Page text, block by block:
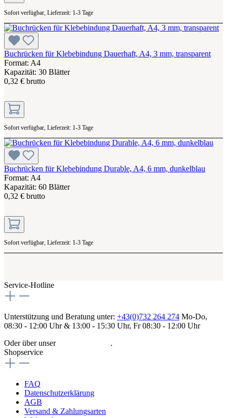
Sofort verfügbar, Lieferzeit: 1-3 Tage
Buchrücken für Klebebindung Dauerhaft, A4, 3 mm, transparent
Format: A4
Kapazität: 30 Blätter
0,32 € brutto
Sofort verfügbar, Lieferzeit: 1-3 Tage
Buchrücken für Klebebindung Durable, A4, 6 mm, dunkelblau
Format: A4
Kapazität: 60 Blätter
0,32 € brutto
Sofort verfügbar, Lieferzeit: 1-3 Tage
Service-Hotline
Unterstützung und Beratung unter: +43(0)732 264 274 Mo-Do,
08:30 - 12:00 Uhr & 13:00 - 15:30 Uhr, Fr 08:30 - 12:00 Uhr
Oder über unser
.
Shopservice
FAQ
Datenschutzerklärung
AGB
Versand & Zahlungsarten